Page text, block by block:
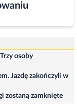
osoby
Jazdę zakończyli w
zostaną zamknięte